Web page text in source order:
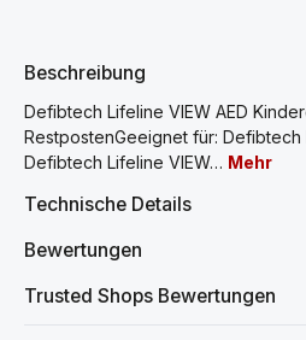
Beschreibung
Defibtech Lifeline VIEW AED
RestpostenGeeignet für: Defibtech
Defibtech Lifeline VIEW… Mehr
Technische Details
Bewertungen
Trusted Shops Bewertungen